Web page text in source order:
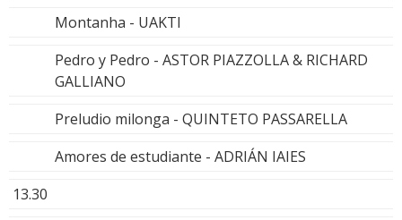
Montanha - UAKTI
Pedro y Pedro - ASTOR PIAZZOLLA & RICHARD
GALLIANO
Preludio milonga - QUINTETO PASSARELLA
Amores de estudiante - ADRIÁN IAIES
13.30